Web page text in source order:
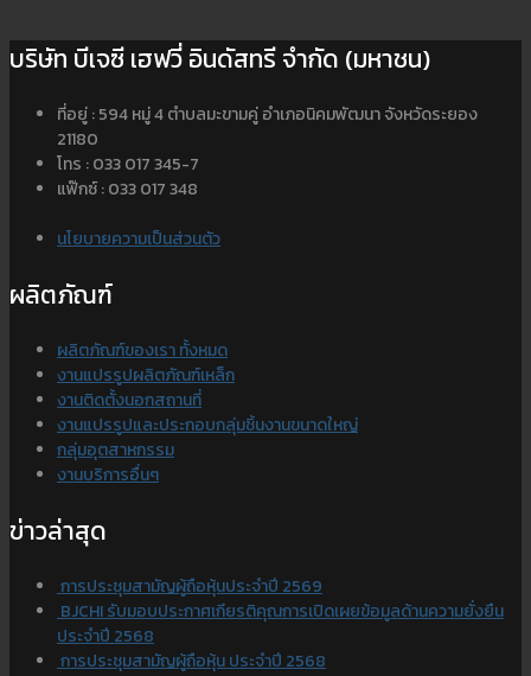
บริษัท บีเจซี เฮฟวี่ อินดัสทรี จำกัด (มหาชน)
ที่อยู่ : 594 หมู่ 4 ตำบลมะขามคู่ อำเภอนิคมพัฒนา จังหวัดระยอง
21180
โทร : 033 017 345-7
แฟ๊กซ์ : 033 017 348
นโยบายความเป็นส่วนตัว
ผลิตภัณฑ์
ผลิตภัณฑ์ของเรา ทั้งหมด
งานแปรรูปผลิตภัณฑ์เหล็ก
งานติดตั้งนอกสถานที่
งานแปรรูปและประกอบกลุ่มชิ้นงานขนาดใหญ่
กลุ่มอุตสาหกรรม
งานบริการอื่นๆ
ข่าวล่าสุด
การประชุมสามัญผู้ถือหุ้นประจำปี 2569
BJCHI รับมอบประกาศเกียรติคุณการเปิดเผยข้อมูลด้านความยั่งยืน
ประจำปี 2568
การประชุมสามัญผู้ถือหุ้น ประจำปี 2568